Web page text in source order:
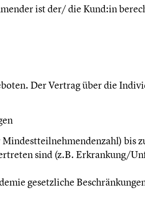
ist der/ die Kund:in
Der Vertrag über die
bis
sind (z.B. Erkrankung/
gesetzliche